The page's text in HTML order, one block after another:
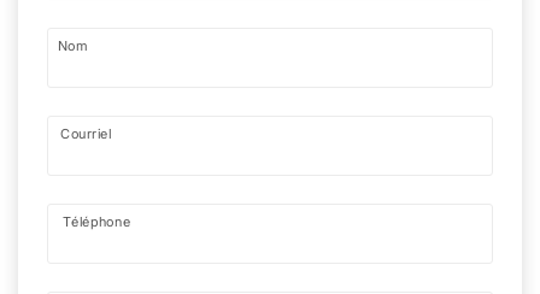
Nom
Courriel
Téléphone